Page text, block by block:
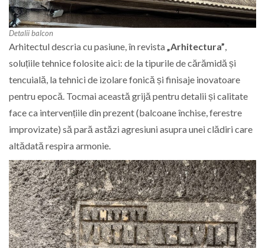
Detalii balcon
Arhitectul descria cu pasiune, în revista„Arhitectura”,
soluțiile tehnice folosite aici: de la tipurile de cărămidă și
tencuială, la tehnici de izolare fonică și finisaje inovatoare
pentru epocă. Tocmai această grijă pentru detalii și calitate
face ca intervențiile din prezent (balcoane închise, ferestre
improvizate) să pară astăzi agresiuni asupra unei clădiri care
altădată respira armonie.